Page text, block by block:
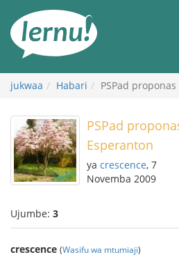
maudhui
jukwaa Habari PSPad
PSPad
Esperanton
ya crescence, 7
Novemba 2009
Ujumbe: 3
crescence (Wasifu wa mtumiaji)